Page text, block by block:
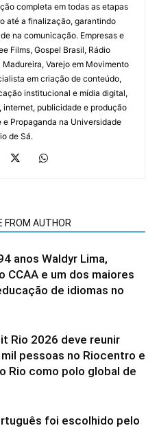
completa em todas as etapas
até a finalização, garantindo
na comunicação. Empresas e
Films, Gospel Brasil, Rádio
Varejo em Movimento
em criação de conteúdo,
institucional e mídia digital,
internet, publicidade e produção
Propaganda na Universidade
de Sá.
FROM AUTHOR
anos Waldyr Lima,
CCAA e um dos maiores
de idiomas no
Rio 2026 deve reunir
pessoas no Riocentro e
Rio como polo global de
foi escolhido pelo